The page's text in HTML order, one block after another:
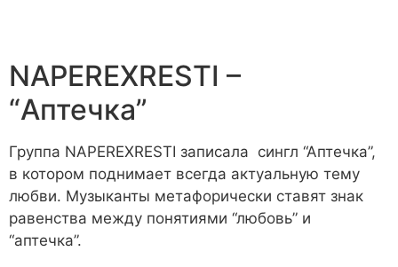
NAPEREXRESTI –
“Аптечка”
Группа NAPEREXRESTI записала сингл “Аптечка”,
в котором поднимает всегда актуальную тему
любви. Музыканты метафорически ставят знак
равенства между понятиями “любовь” и
“аптечка”.